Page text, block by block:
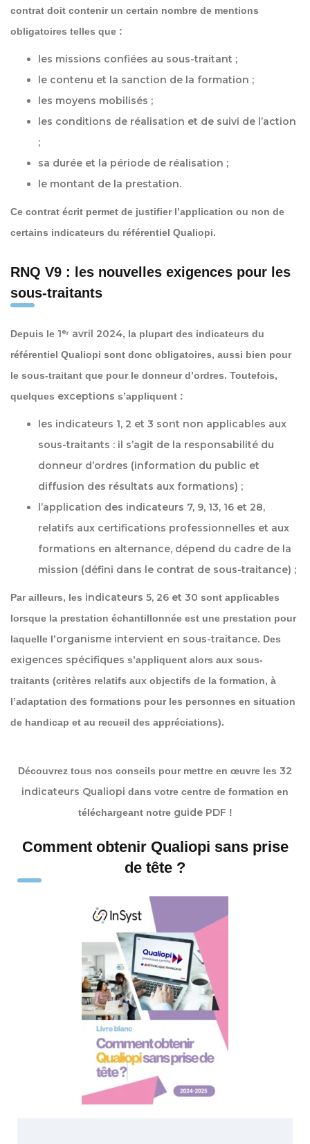
contrat doit contenir un certain nombre de mentions
obligatoires telles que :
les missions confiées au sous-traitant ;
le contenu et la sanction de la formation ;
les moyens mobilisés ;
les conditions de réalisation et de suivi de l’action
;
sa durée et la période de réalisation ;
le montant de la prestation.
Ce contrat écrit permet de justifier l’application ou non de
certains indicateurs du référentiel Qualiopi.
RNQ V9 : les nouvelles exigences pour les
sous-traitants
Depuis le 1ᵉʳ avril 2024, la plupart des indicateurs du
référentiel Qualiopi sont donc obligatoires, aussi bien pour
le sous-traitant que pour le donneur d’ordres. Toutefois,
quelques exceptions s’appliquent :
les indicateurs 1, 2 et 3 sont non applicables aux
sous-traitants : il s’agit de la responsabilité du
donneur d’ordres (information du public et
diffusion des résultats aux formations) ;
l’application des indicateurs 7, 9, 13, 16 et 28,
relatifs aux certifications professionnelles et aux
formations en alternance, dépend du cadre de la
mission (défini dans le contrat de sous-traitance) ;
Par ailleurs, les indicateurs 5, 26 et 30 sont applicables
lorsque la prestation échantillonnée est une prestation pour
laquelle l’organisme intervient en sous-traitance. Des
exigences spécifiques s’appliquent alors aux sous-
traitants (critères relatifs aux objectifs de la formation, à
l’adaptation des formations pour les personnes en situation
de handicap et au recueil des appréciations).
Découvrez tous nos conseils pour mettre en œuvre les 32
indicateurs Qualiopi dans votre centre de formation en
téléchargeant notre guide PDF !
Comment obtenir Qualiopi sans prise
de tête ?